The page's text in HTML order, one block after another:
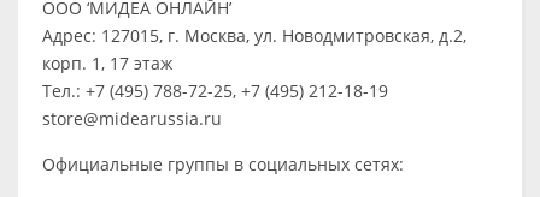
ООО ‘МИДЕА ОНЛАЙН’
Адрес: 127015, г. Москва, ул. Новодмитровская, д.2,
корп. 1, 17 этаж
Тел.: +7 (495) 788-72-25, +7 (495) 212-18-19
store@midearussia.ru
Официальные группы в социальных сетях: